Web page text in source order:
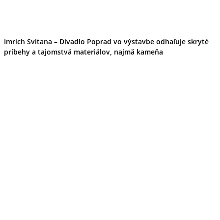
Imrich Svitana – Divadlo Poprad vo výstavbe odhaľuje skryté
príbehy a tajomstvá materiálov, najmä kameňa